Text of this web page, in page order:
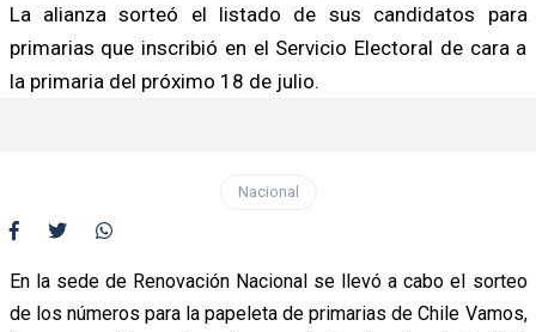
La alianza sorteó el listado de sus candidatos para
primarias que inscribió en el Servicio Electoral de cara a
la primaria del próximo 18 de julio.
Nacional
En la sede de Renovación Nacional se llevó a cabo el sorteo
de los números para la papeleta de primarias de Chile Vamos,